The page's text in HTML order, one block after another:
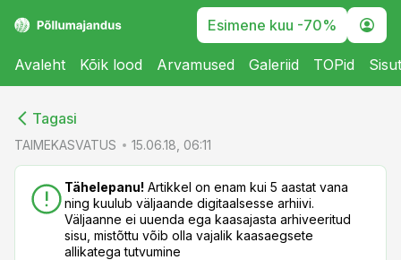
Esimene kuu -70%
Avaleht Kõik lood Arvamused Galeriid TOPid
Tagasi
TAIMEKASVATUS 15.06.18, 06:11
Tähelepanu! Artikkel on enam kui 5 aastat vana
ning kuulub väljaande digitaalsesse arhiivi.
Väljaanne ei uuenda ega kaasajasta arhiveeritud
sisu, mistõttu võib olla vajalik kaasaegsete
allikatega tutvumine